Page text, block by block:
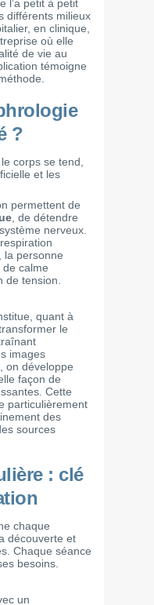
l’a petit à petit
différents milieux
en clinique,
où elle
de vie au
témoigne
?
le corps se tend,
et les
permettent de
, de détendre
nerveux.
la personne
calme
de tension.
quant à
le
images
on développe
façon de
Cette
particulièrement
des
sources
: clé
chaque
découverte et
Chaque séance
besoins.
un